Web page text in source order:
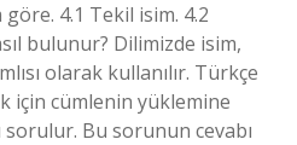
göre. 4.1 Tekil isim. 4.2
bulunur? Dilimizde isim,
olarak kullanılır. Türkçe
için cümlenin yüklemine
sorulur. Bu sorunun cevabı